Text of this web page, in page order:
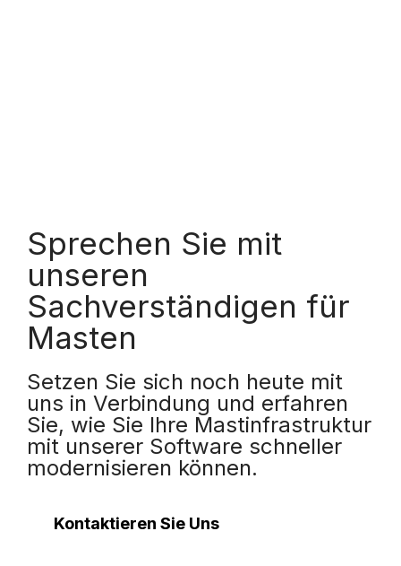
Sprechen Sie mit
unseren
Sachverständigen für
Masten
Setzen Sie sich noch heute mit
uns in Verbindung und erfahren
Sie, wie Sie Ihre Mastinfrastruktur
mit unserer Software schneller
modernisieren können.
Kontaktieren Sie Uns